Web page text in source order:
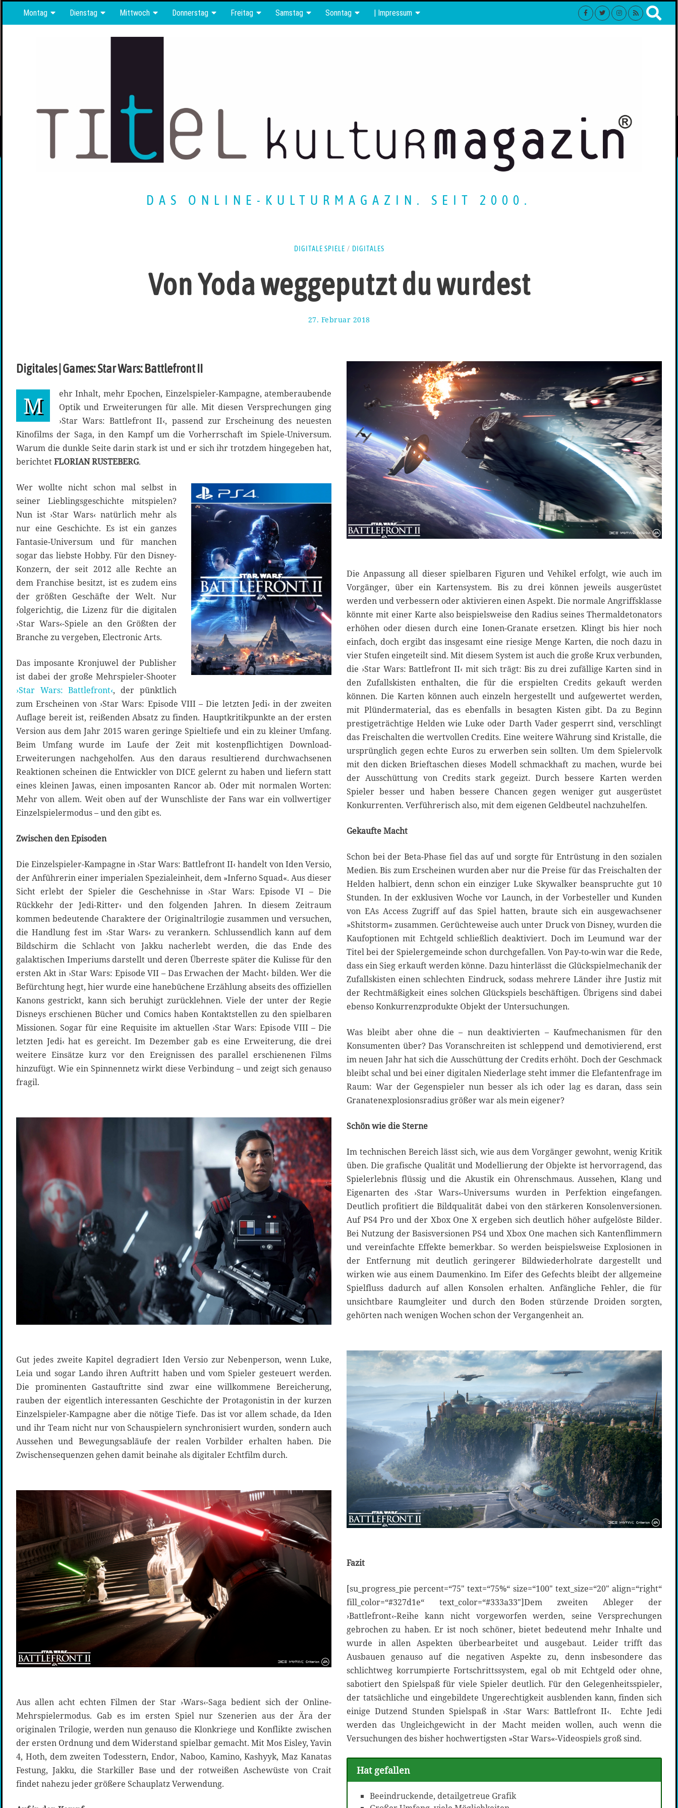
Montag Dienstag Mittwoch Donnerstag Freitag Samstag Sonntag | Impressum
DAS ONLINE-KULTURMAGAZIN. SEIT 2000.
DIGITALE SPIELE / DIGITALES
Von Yoda weggeputzt du wurdest
27. Februar 2018
a
0
1
Digitales | Games: Star Wars: Battlefront II
M
ehr Inhalt, mehr Epochen, Einzelspieler-Kampagne, atemberaubende
Optik und Erweiterungen für alle. Mit diesen Versprechungen ging
›Star Wars: Battlefront II‹, passend zur Erscheinung des neuesten
Kinofilms der Saga, in den Kampf um die Vorherrschaft im Spiele-Universum.
Warum die dunkle Seite darin stark ist und er sich ihr trotzdem hingegeben hat,
berichtetFLORIAN RUSTEBERG.
Wer wollte nicht schon mal selbst in
seiner Lieblingsgeschichte mitspielen?
Nun ist ›Star Wars‹ natürlich mehr als
nur eine Geschichte. Es ist ein ganzes
Fantasie-Universum und für manchen
sogar das liebste Hobby. Für den Disney-
Konzern, der seit 2012 alle Rechte an
dem Franchise besitzt, ist es zudem eins
der größten Geschäfte der Welt. Nur
folgerichtig, die Lizenz für die digitalen
›Star Wars‹-Spiele an den Größten der
Branche zu vergeben, Electronic Arts.
Das imposante Kronjuwel der Publisher
ist dabei der große Mehrspieler-Shooter
›Star Wars: Battlefront‹, der pünktlich
zum Erscheinen von ›Star Wars: Episode VIII – Die letzten Jedi‹ in der zweiten
Auflage bereit ist, reißenden Absatz zu finden. Hauptkritikpunkte an der ersten
Version aus dem Jahr 2015 waren geringe Spieltiefe und ein zu kleiner Umfang.
Beim Umfang wurde im Laufe der Zeit mit kostenpflichtigen Download-
Erweiterungen nachgeholfen. Aus den daraus resultierend durchwachsenen
Reaktionen scheinen die Entwickler von DICE gelernt zu haben und liefern statt
eines kleinen Jawas, einen imposanten Rancor ab. Oder mit normalen Worten:
Mehr von allem. Weit oben auf der Wunschliste der Fans war ein vollwertiger
Einzelspielermodus – und den gibt es.
Zwischen den Episoden
­Die Einzelspieler-Kampagne in ›Star Wars: Battlefront II‹ handelt von Iden Versio,
der Anführerin einer imperialen Spezialeinheit, dem »Inferno Squad«. Aus dieser
Sicht erlebt der Spieler die Geschehnisse in ›Star Wars: Episode VI – Die
Rückkehr der Jedi-Ritter‹ und den folgenden Jahren. In diesem Zeitraum
kommen bedeutende Charaktere der Originaltrilogie zusammen und versuchen,
die Handlung fest im ›Star Wars‹ zu verankern. Schlussendlich kann auf dem
Bildschirm die Schlacht von Jakku nacherlebt werden, die das Ende des
galaktischen Imperiums darstellt und deren Überreste später die Kulisse für den
ersten Akt in ›Star Wars: Episode VII – Das Erwachen der Macht‹ bilden. Wer die
Befürchtung hegt, hier wurde eine hanebüchene Erzählung abseits des offiziellen
Kanons gestrickt, kann sich beruhigt zurücklehnen. Viele der unter der Regie
Disneys erschienen Bücher und Comics haben Kontaktstellen zu den spielbaren
Missionen. Sogar für eine Requisite im aktuellen ›Star Wars: Episode VIII – Die
letzten Jedi‹ hat es gereicht. Im Dezember gab es eine Erweiterung, die drei
weitere Einsätze kurz vor den Ereignissen des parallel erschienenen Films
hinzufügt. Wie ein Spinnennetz wirkt diese Verbindung – und zeigt sich genauso
fragil.
Gut jedes zweite Kapitel degradiert Iden Versio zur Nebenperson, wenn Luke,
Leia und sogar Lando ihren Auftritt haben und vom Spieler gesteuert werden.
Die prominenten Gastauftritte sind zwar eine willkommene Bereicherung,
rauben der eigentlich interessanten Geschichte der Protagonistin in der kurzen
Einzelspieler-Kampagne aber die nötige Tiefe. Das ist vor allem schade, da Iden
und ihr Team nicht nur von Schauspielern synchronisiert wurden, sondern auch
Aussehen und Bewegungsabläufe der realen Vorbilder erhalten haben. Die
Zwischensequenzen gehen damit beinahe als digitaler Echtfilm durch.
Aus allen acht echten Filmen der Star ›Wars‹-Saga bedient sich der Online-
Mehrspielermodus. Gab es im ersten Spiel nur Szenerien aus der Ära der
originalen Trilogie, werden nun genauso die Klonkriege und Konflikte zwischen
der ersten Ordnung und dem Widerstand spielbar gemacht. Mit Mos Eisley, Yavin
4, Hoth, dem zweiten Todesstern, Endor, Naboo, Kamino, Kashyyk, Maz Kanatas
Festung, Jakku, die Starkiller Base und der rotweißen Aschewüste von Crait
findet nahezu jeder größere Schauplatz Verwendung.
Die Anpassung all dieser spielbaren Figuren und Vehikel erfolgt, wie auch im
Vorgänger, über ein Kartensystem. Bis zu drei können jeweils ausgerüstet
werden und verbessern oder aktivieren einen Aspekt. Die normale Angriffsklasse
könnte mit einer Karte also beispielsweise den Radius seines Thermaldetonators
erhöhen oder diesen durch eine Ionen-Granate ersetzen. Klingt bis hier noch
einfach, doch ergibt das insgesamt eine riesige Menge Karten, die noch dazu in
vier Stufen eingeteilt sind. Mit diesem System ist auch die große Krux verbunden,
die ›Star Wars: Battlefront II‹ mit sich trägt: Bis zu drei zufällige Karten sind in
den Zufallskisten enthalten, die für die erspielten Credits gekauft werden
können. Die Karten können auch einzeln hergestellt und aufgewertet werden,
mit Plündermaterial, das es ebenfalls in besagten Kisten gibt. Da zu Beginn
prestigeträchtige Helden wie Luke oder Darth Vader gesperrt sind, verschlingt
das Freischalten die wertvollen Credits. Eine weitere Währung sind Kristalle, die
ursprünglich gegen echte Euros zu erwerben sein sollten. Um dem Spielervolk
mit den dicken Brieftaschen dieses Modell schmackhaft zu machen, wurde bei
der Ausschüttung von Credits stark gegeizt. Durch bessere Karten werden
Spieler besser und haben bessere Chancen gegen weniger gut ausgerüstet
Konkurrenten. Verführerisch also, mit dem eigenen Geldbeutel nachzuhelfen.
Gekaufte Macht
Schon bei der Beta-Phase fiel das auf und sorgte für Entrüstung in den sozialen
Medien. Bis zum Erscheinen wurden aber nur die Preise für das Freischalten der
Helden halbiert, denn schon ein einziger Luke Skywalker beanspruchte gut 10
Stunden. In der exklusiven Woche vor Launch, in der Vorbesteller und Kunden
von EAs Access Zugriff auf das Spiel hatten, braute sich ein ausgewachsener
»Shitstorm« zusammen. Gerüchteweise auch unter Druck von Disney, wurden die
Kaufoptionen mit Echtgeld schließlich deaktiviert. Doch im Leumund war der
Titel bei der Spielergemeinde schon durchgefallen. Von Pay-to-win war die Rede,
dass ein Sieg erkauft werden könne. Dazu hinterlässt die Glückspielmechanik der
Zufallskisten einen schlechten Eindruck, sodass mehrere Länder ihre Justiz mit
der Rechtmäßigkeit eines solchen Glückspiels beschäftigen. Übrigens sind dabei
ebenso Konkurrenzprodukte Objekt der Untersuchungen.
Was bleibt aber ohne die – nun deaktivierten – Kaufmechanismen für den
Konsumenten über? Das Voranschreiten ist schleppend und demotivierend, erst
im neuen Jahr hat sich die Ausschüttung der Credits erhöht. Doch der Geschmack
bleibt schal und bei einer digitalen Niederlage steht immer die Elefantenfrage im
Raum: War der Gegenspieler nun besser als ich oder lag es daran, dass sein
Granatenexplosionsradius größer war als mein eigener?
Schön wie die Sterne
Im technischen Bereich lässt sich, wie aus dem Vorgänger gewohnt, wenig Kritik
üben. Die grafische Qualität und Modellierung der Objekte ist hervorragend, das
Spielerlebnis flüssig und die Akustik ein Ohrenschmaus. Aussehen, Klang und
Eigenarten des ›Star Wars‹-Universums wurden in Perfektion eingefangen.
Deutlich profitiert die Bildqualität dabei von den stärkeren Konsolenversionen.
Auf PS4 Pro und der Xbox One X ergeben sich deutlich höher aufgelöste Bilder.
Bei Nutzung der Basisversionen PS4 und Xbox One machen sich Kantenflimmern
und vereinfachte Effekte bemerkbar. So werden beispielsweise Explosionen in
der Entfernung mit deutlich geringerer Bildwiederholrate dargestellt und
wirken wie aus einem Daumenkino. Im Eifer des Gefechts bleibt der allgemeine
Spielfluss dadurch auf allen Konsolen erhalten. Anfängliche Fehler, die für
unsichtbare Raumgleiter und durch den Boden stürzende Droiden sorgten,
gehörten nach wenigen Wochen schon der Vergangenheit an.
Fazit
[su_progress_pie percent=“75″ text=“75%“ size=“100″ text_size=“20″ align=“right“
fill_color=“#327d1e“ text_color=“#333a33″]Dem zweiten Ableger der
›Battlefront‹-Reihe kann nicht vorgeworfen werden, seine Versprechungen
gebrochen zu haben. Er ist noch schöner, bietet bedeutend mehr Inhalte und
wurde in allen Aspekten überbearbeitet und ausgebaut. Leider trifft das
Ausbauen genauso auf die negativen Aspekte zu, denn insbesondere das
schlichtweg korrumpierte Fortschrittssystem, egal ob mit Echtgeld oder ohne,
sabotiert den Spielspaß für viele Spieler deutlich. Für den Gelegenheitsspieler,
der tatsächliche und eingebildete Ungerechtigkeit ausblenden kann, finden sich
einige Dutzend Stunden Spielspaß in ›Star Wars: Battlefront II‹. Echte Jedi
werden das Ungleichgewicht in der Macht meiden wollen, auch wenn die
Versuchungen des bisher hochwertigsten »Star Wars«-Videospiels groß sind.
Hat gefallen
Beeindruckende, detailgetreue Grafik